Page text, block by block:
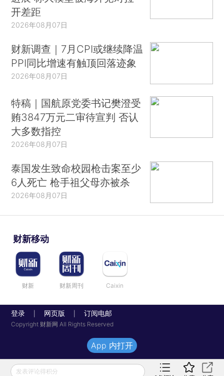
开差距
2026年08月07日
财新调查｜7月CPI或继续降温
PPI同比增速有触顶回落迹象
2026年08月07日
特稿｜国航原党委书记樊澄受
贿3847万元二审待宣判 否认
大多数指控
2026年08月07日
泰国发生致命校园枪击案至少
6人死亡 枪手祖父母亦被杀
2026年08月07日
财新移动
财新 财新周刊 Caixin
登录 网页版 订阅电邮
Copyright 财新网 All Rights Reserved
发表评论得积分
App 内打开